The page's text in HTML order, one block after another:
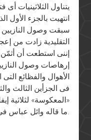
يتناول الثلاثينيات
انتهيت بالجزء الأول
سبقت وصول النازيين
التقليدية زادت من
إننى استطعت أن
إرهاصات وصول
الأهوال والفظائع
فى الجزأين الثالث
«المعكوسة» لثلاثية
ما قاله وائل عباس فى مقالته.